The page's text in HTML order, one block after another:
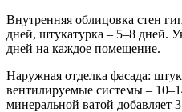
Внутренняя облицовка стен
дней, штукатурка – 5–8 дней.
дней на каждое помещение.
Наружная отделка фасада:
вентилируемые системы –
минеральной ватой добавляет